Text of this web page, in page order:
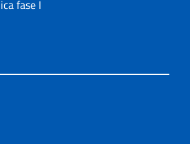
fase I